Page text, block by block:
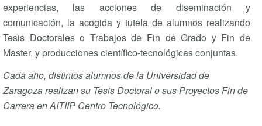
experiencias, las acciones de diseminación y
comunicación, la acogida y tutela de alumnos realizando
Tesis Doctorales o Trabajos de Fin de Grado y Fin de
Master, y producciones científico-tecnológicas conjuntas.
Cada año, distintos alumnos de la Universidad de
Zaragoza realizan su Tesis Doctoral o sus Proyectos Fin de
Carrera en AITIIP Centro Tecnológico.